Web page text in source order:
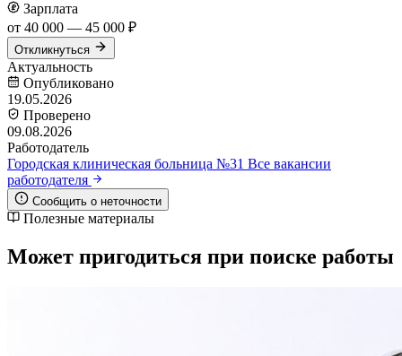
Зарплата
от 40 000 — 45 000 ₽
Откликнуться
Актуальность
Опубликовано
19.05.2026
Проверено
09.08.2026
Работодатель
Городская клиническая больница №31 Все вакансии
работодателя
Сообщить о неточности
Полезные материалы
Может пригодиться при поиске работы